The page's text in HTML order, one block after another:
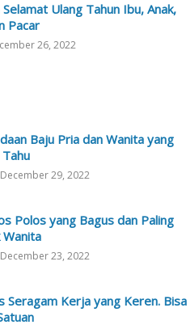
Ulang Tahun Ibu, Anak,
Pacar
26, 2022
Baju Pria dan Wanita yang
December 29, 2022
Polos yang Bagus dan Paling
Wanita
December 23, 2022
Seragam Kerja yang Keren. Bisa